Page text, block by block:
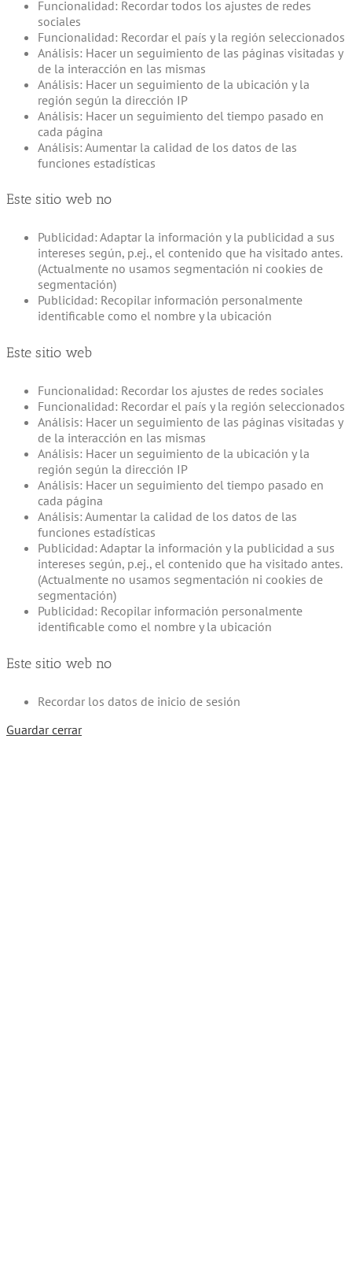
Funcionalidad: Recordar todos los ajustes de redes
sociales
Funcionalidad: Recordar el país y la región seleccionados
Análisis: Hacer un seguimiento de las páginas visitadas y
de la interacción en las mismas
Análisis: Hacer un seguimiento de la ubicación y la
región según la dirección IP
Análisis: Hacer un seguimiento del tiempo pasado en
cada página
Análisis: Aumentar la calidad de los datos de las
funciones estadísticas
Este sitio web no
Publicidad: Adaptar la información y la publicidad a sus
intereses según, p.ej., el contenido que ha visitado antes.
(Actualmente no usamos segmentación ni cookies de
segmentación)
Publicidad: Recopilar información personalmente
identificable como el nombre y la ubicación
Este sitio web
Funcionalidad: Recordar los ajustes de redes sociales
Funcionalidad: Recordar el país y la región seleccionados
Análisis: Hacer un seguimiento de las páginas visitadas y
de la interacción en las mismas
Análisis: Hacer un seguimiento de la ubicación y la
región según la dirección IP
Análisis: Hacer un seguimiento del tiempo pasado en
cada página
Análisis: Aumentar la calidad de los datos de las
funciones estadísticas
Publicidad: Adaptar la información y la publicidad a sus
intereses según, p.ej., el contenido que ha visitado antes.
(Actualmente no usamos segmentación ni cookies de
segmentación)
Publicidad: Recopilar información personalmente
identificable como el nombre y la ubicación
Este sitio web no
Recordar los datos de inicio de sesión
Guardar cerrar